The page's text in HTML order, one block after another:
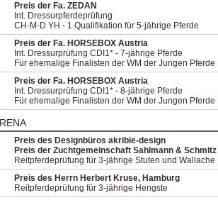
Preis der Fa. ZEDAN
Int. Dressurpferdeprüfung
CH-M-D YH - 1.Qualifikation für 5-jährige Pferde
Preis der Fa. HORSEBOX Austria
Int. Dressurprüfung CDI1* - 7-jährige Pferde
Für ehemalige Finalisten der WM der Jungen Pferde
Preis der Fa. HORSEBOX Austria
Int. Dressurprüfung CDI1* - 8-jährige Pferde
Für ehemalige Finalisten der WM der Jungen Pferde
Preis des Designbüros akribie-design
Preis der Zuchtgemeinschaft Sahlmann & Schmitz
Reitpferdeprüfung für 3-jährige Stuten und Wallache
Preis des Herrn Herbert Kruse, Hamburg
Reitpferdeprüfung für 3-jährige Hengste